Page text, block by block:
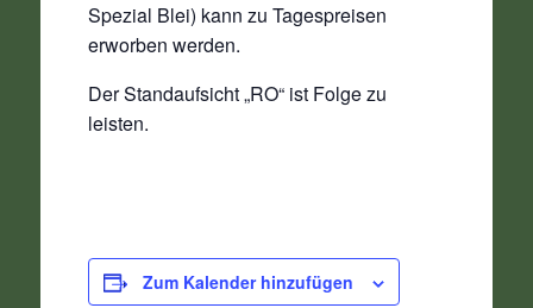
Spezial Blei) kann zu Tagespreisen
erworben werden.
Der Standaufsicht „RO“ ist Folge zu
leisten.
Zum Kalender hinzufügen